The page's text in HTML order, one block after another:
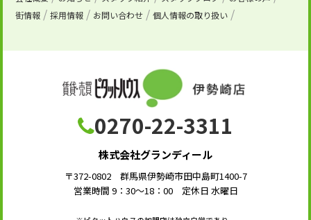
街情報
採用情報 お問い合わせ 個人情報の取り扱い
0270-22-3311
株式会社グランディール
〒372-0802 群馬県伊勢崎市田中島町1400-7
営業時間 9：30～18：00 定休日 水曜日